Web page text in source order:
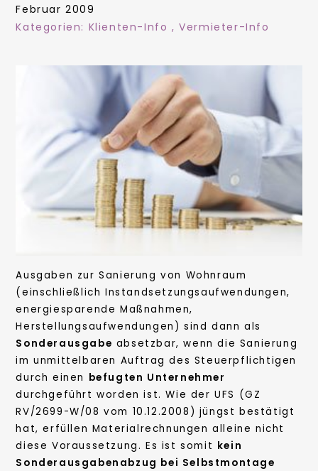
Februar 2009
Kategorien: Klienten-Info ,Vermieter-Info
Ausgaben zur Sanierung von Wohnraum
(einschließlich Instandsetzungsaufwendungen,
energiesparende Maßnahmen,
Herstellungsaufwendungen) sind dann als
Sonderausgabe absetzbar, wenn die Sanierung
im unmittelbaren Auftrag des Steuerpflichtigen
durch einen befugten Unternehmer
durchgeführt worden ist. Wie der UFS (GZ
RV/2699-W/08 vom 10.12.2008) jüngst bestätigt
hat, erfüllen Materialrechnungen alleine nicht
diese Voraussetzung. Es ist somit kein
Sonderausgabenabzug bei Selbstmontage